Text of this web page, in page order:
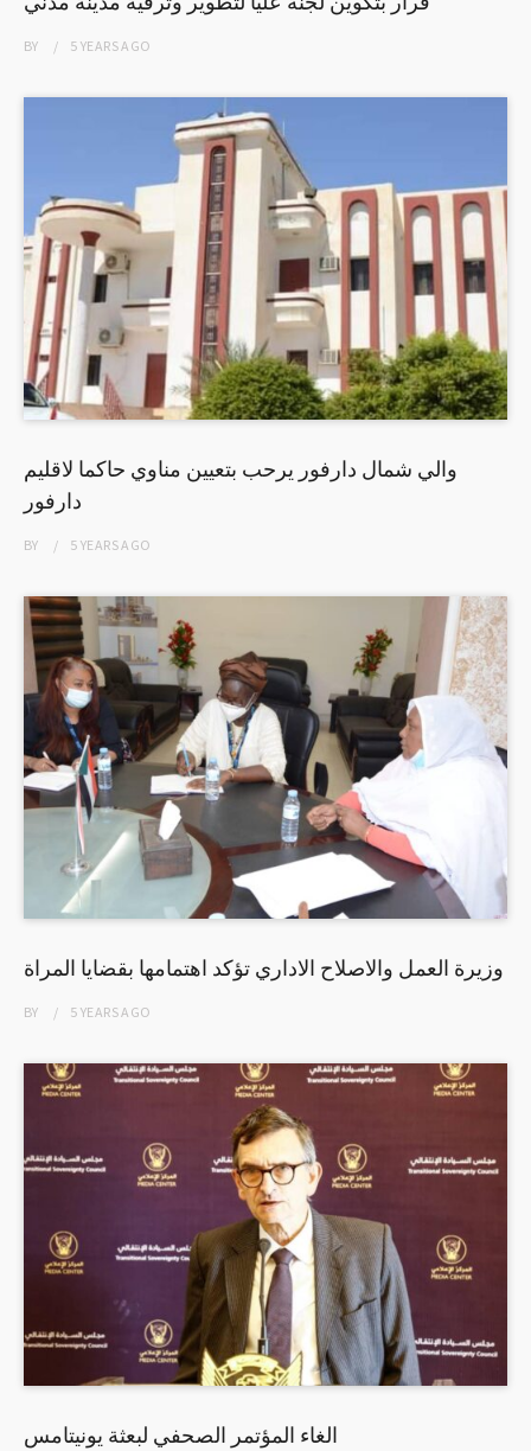
BY 5 YEARSAGO
والي شمال دارفور يرحب بتعيين مناوي حاكما لاقليم
دارفور
BY 5 YEARSAGO
وزيرة العمل والاصلاح الاداري تؤكد اهتمامها بقضايا المراة
BY 5 YEARSAGO
الغاء المؤتمر الصحفي لبعثة يونيتامس